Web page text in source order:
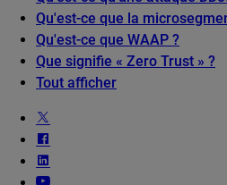
Qu'est-ce que la
Qu'est-ce que WAAP ?
Que signifie « Zero Trust » ?
Tout afficher